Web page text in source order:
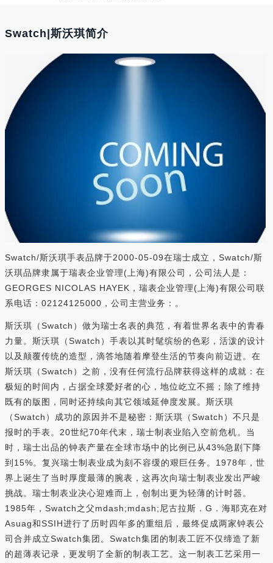
Swatch|斯沃琪简介
Swatch/斯沃琪手表品牌于2000-05-09在瑞士成立，Swatch/斯
沃琪品牌隶属于瑞表企业管理(上海)有限公司，公司法人是：
GEORGES NICOLAS HAYEK，瑞表企业管理(上海)有限公司联
系电话：02124125000，公司主营业务：。
斯沃琪（Swatch）做为瑞士名表的典范，有着世界名表中的青春
力量。斯沃琪（Swatch）手表以其时髦缤纷的色彩，活泼的设计
以及颠覆传统的造型，滴答地随着摩登生活的节奏向前迈进。在
斯沃琪（Swatch）之前，没有任何流行品牌获得这样的成就：在
极短的时间内，占据全球爱好者的心，地位屹立不摇；除了维持
既有的版图，同时还持续向其它领域延伸度发展。斯沃琪
（Swatch）成功的原因并不是秘密：斯沃琪（Swatch）不只是
报时的手表。20世纪70年代末，瑞士制表业陷入空前危机。当
时，瑞士出品的钟表产量在全球市场中的比例已从43%急剧下降
到15%。复兴瑞士制表业成为刻不容缓的艰巨任务。1978年，世
界上诞生了当时厚度最薄的腕表，这再次向瑞士制表业发出严峻
挑战。瑞士制表业决心迎难而上，创制出更为轻薄的计时器。
1985年，Swatch之父mdash;mdash;尼古拉斯．G．海耶克在对
Asuag和SSIH进行了历时四年多的重组后，最终促成两家钟表公
司合并成立Swatch集团。Swatch集团的制表工匠不仅缔造了新
的超薄表记录，更发明了全新的制表工艺。这一制表工艺采用一